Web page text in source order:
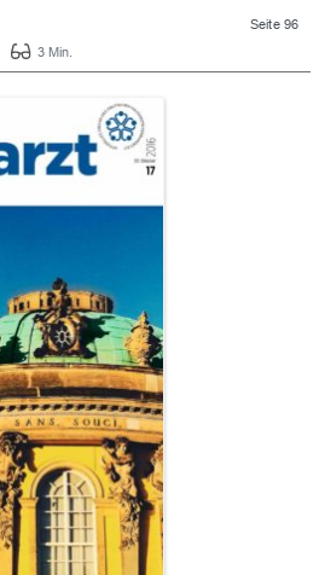
Seite 96
3 Min.